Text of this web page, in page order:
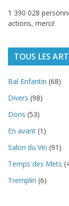
1 390 028
actions, merci!
TOUS LES
Bal Enfantin (68)
Divers (98)
Dons (53)
En avant (1)
Salon du Vin (91)
Temps des Mets
Tremplin (6)